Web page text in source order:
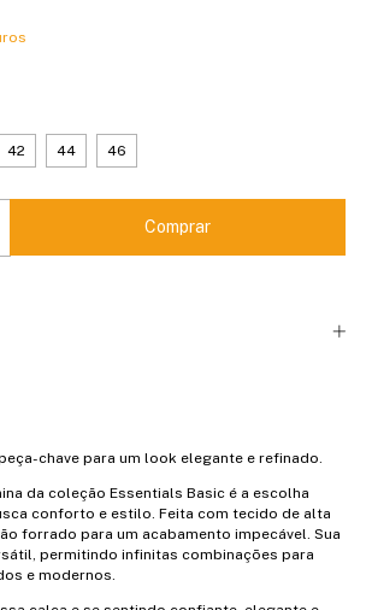
42 44 46
chave para um look elegante e refinado.
da coleção Essentials Basic é a escolha
conforto e estilo. Feita com tecido de alta
forrado para um acabamento impecável. Sua
permitindo infinitas combinações para
e modernos.